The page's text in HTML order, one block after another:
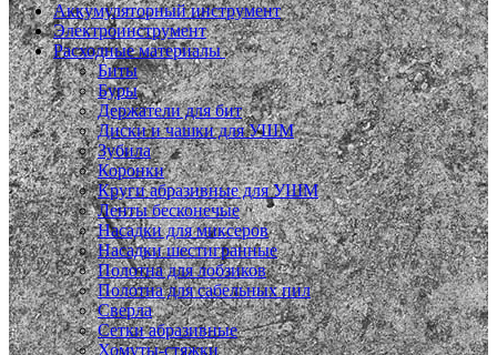
Аккумуляторный инструмент
Электроинструмент
Расходные материалы
Биты
Буры
Держатели для бит
Диски и чашки для УШМ
Зубила
Коронки
Круги абразивные для УШМ
Ленты бесконечые
Насадки для миксеров
Насадки шестигранные
Полотна для лобзиков
Полотна для сабельных пил
Сверла
Сетки абразивные
Хомуты-стяжки